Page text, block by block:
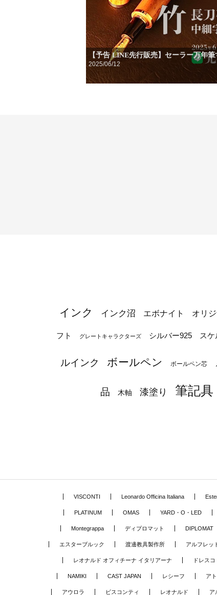
【予告 LINE先行販売】セーラー万年筆
2025/06/12
インク インク沼 エボナイト オリ
フト グレートキャラクターズ シルバー925 スケ
ルインク ボールペン ボールペン芯
品 木軸 漆塗り 筆記具
VISCONTI Leonardo Officina Italiana
PLATINUM OMAS YARD・O・LED
Montegrappa ディプロマット DIPLOMAT
エスターブルック 渡邊教具製作所 アルフレッ
レオナルド オフィチーナ イタリアーナ ドレスコ
NAMIKI CAST JAPAN レシーフ ア
アウロラ ビスコンティ レオナルド ア